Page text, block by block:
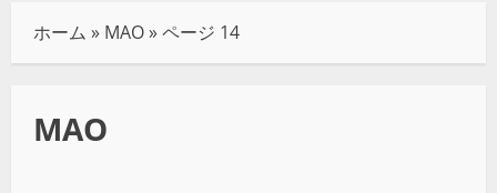
ホーム » MAO»ページ 14
MAO
プロレス